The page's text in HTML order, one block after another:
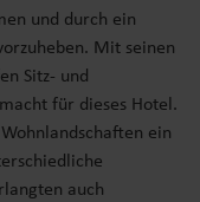
und durch ein
Mit seinen
Sitz- und
für dieses Hotel.
ein
auch